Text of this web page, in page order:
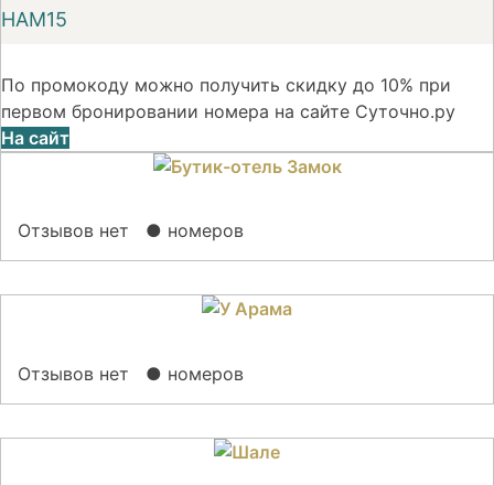
НАМ15
По промокоду можно получить скидку до 10% при
первом бронировании номера на сайте Суточно.ру
На сайт
Отзывов нет ● номеров
Отзывов нет ● номеров